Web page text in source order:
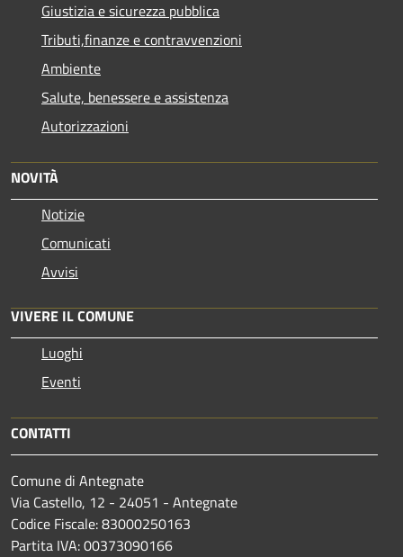
Giustizia e sicurezza pubblica
Tributi,finanze e contravvenzioni
Ambiente
Salute, benessere e assistenza
Autorizzazioni
NOVITÀ
Notizie
Comunicati
Avvisi
VIVERE IL COMUNE
Luoghi
Eventi
CONTATTI
Comune di Antegnate
Via Castello, 12 - 24051 - Antegnate
Codice Fiscale: 83000250163
Partita IVA: 00373090166